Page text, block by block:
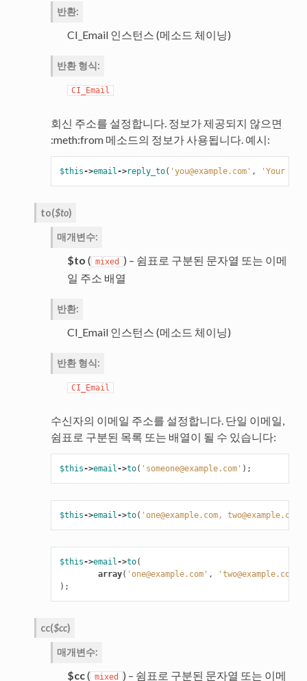
반환:
CI_Email 인스턴스 (메소드 체이닝)
반환 형식:
CI_Email
회신 주소를 설정합니다. 정보가 제공되지 않으면
:meth:from 메소드의 정보가 사용됩니다. 예시:
$this->email->reply_to( 'you@example.com' , 'Your
to($to)
매개변수:
$to ( mixed ) – 쉼표로 구분된 문자열 또는 이메
일 주소 배열
반환:
CI_Email 인스턴스 (메소드 체이닝)
반환 형식:
CI_Email
수신자의 이메일 주소를 설정합니다. 단일 이메일,
쉼표로 구분된 목록 또는 배열이 될 수 있습니다:
$this->email->to( 'someone@example.com' );
$this->email->to( 'one@example.com,
$this->email->to(
array( 'one@example.com' , 'two@example.com'
);
cc($cc)
매개변수:
$cc( mixed ) – 쉼표로 구분된 문자열 또는 이메